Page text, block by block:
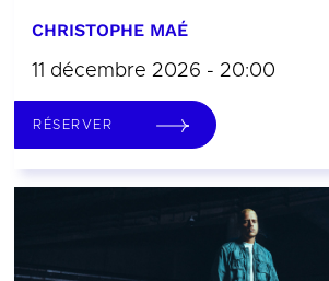
CHRISTOPHE MAÉ
11 décembre 2026 - 20:00
RÉSERVER